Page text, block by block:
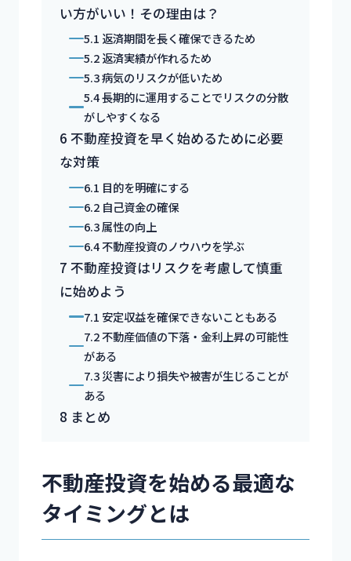
い方がいい！その理由は？
5.1 返済期間を長く確保できるため
5.2返済実績が作れるため
5.3病気のリスクが低いため
5.4長期的に運用することでリスクの分散
がしやすくなる
6 不動産投資を早く始めるために必要
な対策
6.1 目的を明確にする
6.2自己資金の確保
6.3属性の向上
6.4不動産投資のノウハウを学ぶ
7 不動産投資はリスクを考慮して慎重
に始めよう
7.1 安定収益を確保できないこともある
7.2不動産価値の下落・金利上昇の可能性
がある
7.3災害により損失や被害が生じることが
ある
8 まとめ
不動産投資を始める最適な
タイミングとは